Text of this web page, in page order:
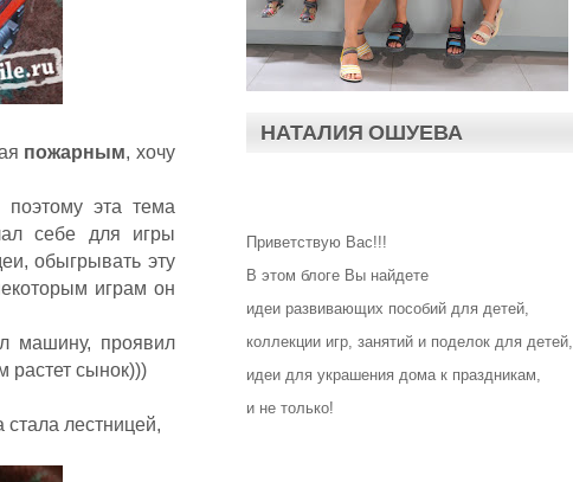
пожарным, хочу
эта тема
себе для игры
обыгрывать эту
играм он
машину, проявил
растет сынок)))
стала лестницей,
НАТАЛИЯ ОШУЕВА
Приветствую Вас!!!
В этом блоге Вы найдете
идеи развивающих пособий для детей,
коллекции игр, занятий и поделок для детей,
идеи для украшения дома к праздникам,
и не только!